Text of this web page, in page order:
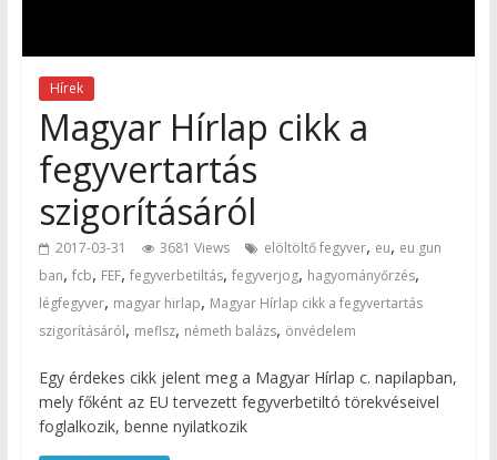
Hírek
Magyar Hírlap cikk a
fegyvertartás
szigorításáról
2017-03-31 3681 Views elöltöltő fegyver, eu, eu gun
ban, fcb, FEF, fegyverbetiltás, fegyverjog, hagyományőrzés,
légfegyver, magyar hirlap, Magyar Hírlap cikk a fegyvertartás
szigorításáról, meflsz, németh balázs, önvédelem
Egy érdekes cikk jelent meg a Magyar Hírlap c. napilapban,
mely főként az EU tervezett fegyverbetiltó törekvéseivel
foglalkozik, benne nyilatkozik